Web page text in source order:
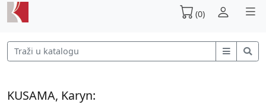
(0)
KUSAMA, Karyn: